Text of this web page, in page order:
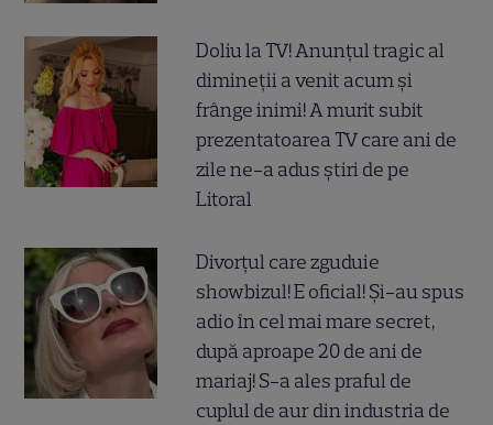
Doliu la TV! Anunțul tragic al
dimineții a venit acum și
frânge inimi! A murit subit
prezentatoarea TV care ani de
zile ne-a adus știri de pe
Litoral
Divorțul care zguduie
showbizul! E oficial! Și-au spus
adio în cel mai mare secret,
după aproape 20 de ani de
mariaj! S-a ales praful de
cuplul de aur din industria de